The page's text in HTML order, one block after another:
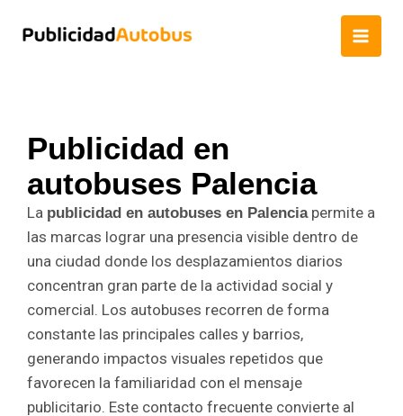
Publicidad en
autobuses Palencia
La publicidad en autobuses en Palenciapermite a
las marcas lograr una presencia visible dentro de
una ciudad donde los desplazamientos diarios
concentran gran parte de la actividad social y
comercial. Los autobuses recorren de forma
constante las principales calles y barrios,
generando impactos visuales repetidos que
favorecen la familiaridad con el mensaje
publicitario. Este contacto frecuente convierte al